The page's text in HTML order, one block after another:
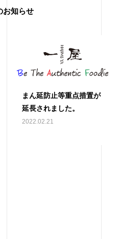
お知らせ
まん延防止等重点措置が
延長されました。
2022.02.21